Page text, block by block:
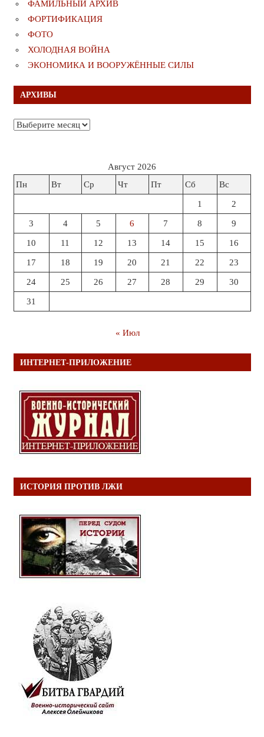
ФАМИЛЬНЫЙ АРХИВ
ФОРТИФИКАЦИЯ
ФОТО
ХОЛОДНАЯ ВОЙНА
ЭКОНОМИКА И ВООРУЖЁННЫЕ СИЛЫ
АРХИВЫ
Архивы
Август 2026
Пн
Вт Ср Чт Пт Сб Вс
1 2
3 4 5 6 7 8 9
10 11 12 13 14 15 16
17 18 19 20 21 22 23
24 25 26 27 28 29 30
31
« Июл
ИНТЕРНЕТ-ПРИЛОЖЕНИЕ
ИСТОРИЯ ПРОТИВ ЛЖИ